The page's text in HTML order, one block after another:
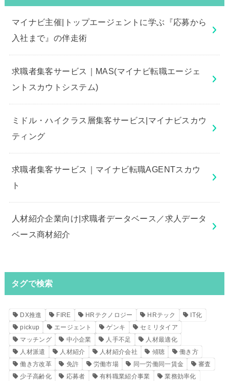
マイナビ主催|トップエージェントに学ぶ『応募から
入社まで』の伴走術
求職者集客サービス｜MAS(マイナビ転職エージェ
ントスカウトシステム)
ミドル・ハイクラス層集客サービス|マイナビスカウ
ティング
求職者集客サービス｜マイナビ転職AGENTスカウ
ト
人材紹介企業向け|求職者データベース／求人データ
ベース商材紹介
タグで検索
DX推進 FIRE HRテクノロジー HRテック
IT化
pickup
エージェント ゲンキ
セミリタイア
マッチング
中小企業 人手不足
人材最適化
人材派遣
人材紹介 人材紹介会社 傾聴
働き方
働き方改革
免許 労働市場 同一労働同一賃金
審査
少子高齢化
応募者 有料職業紹介事業 業務効率化